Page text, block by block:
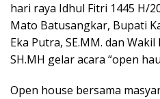
hari raya Idhul Fitri 1445 H/
Mato Batusangkar, Bupati
Eka Putra, SE.MM. dan
SH.MH gelar acara “open
Open house bersama